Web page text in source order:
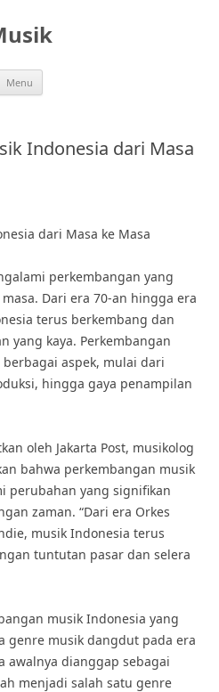
Menu
Indonesia dari Masa
dari Masa ke Masa
perkembangan yang
Dari era 70-an hingga era
terus berkembang dan
yang kaya. Perkembangan
aspek, mulai dari
hingga gaya penampilan
oleh Jakarta Post, musikolog
bahwa perkembangan musik
perubahan yang signifikan
zaman. “Dari era Orkes
musik Indonesia terus
tuntutan pasar dan selera
musik Indonesia yang
genre musik dangdut pada era
awalnya dianggap sebagai
menjadi salah satu genre